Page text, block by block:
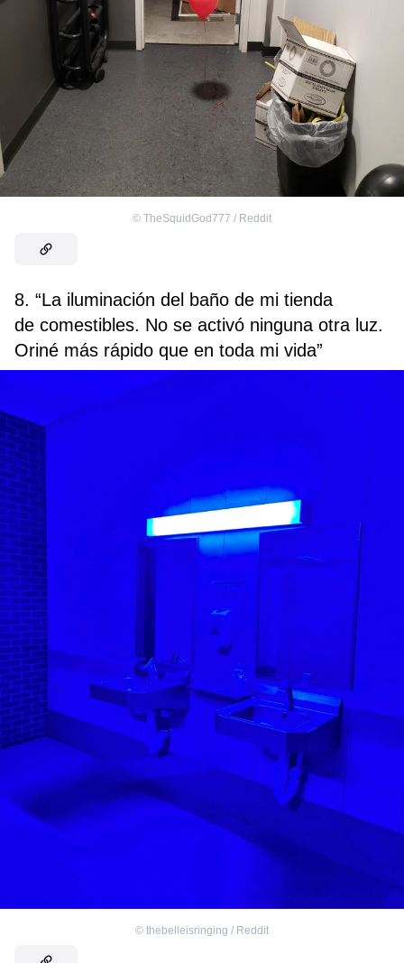
© TheSquidGod777 / Reddit
8. “La iluminación del baño de mi tienda
de comestibles. No se activó ninguna otra luz.
Oriné más rápido que en toda mi vida”
© thebelleisringing / Reddit